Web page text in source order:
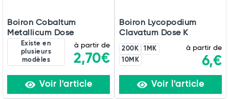
Boiron Cobaltum
Metallicum Dose
Existe en
plusieurs
modèles
à partir de
2,70€
Voir l'article
Boiron Lycopodium
Clavatum Dose K
200K
1MK
10MK
à partir de
6,€
Voir l'article